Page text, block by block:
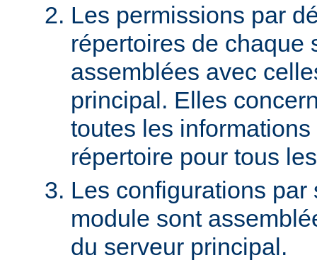
Les permissions par
répertoires de chaque
assemblées avec
principal. Elles
toutes les
répertoire pour tous
Les configurations
module sont
du serveur principal.